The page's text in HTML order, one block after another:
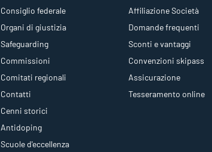
Consiglio federale
Organi di giustizia
Safeguarding
Commissioni
Comitati regionali
Contatti
Cenni storici
Antidoping
Scuole d'eccellenza
Affiliazione Società
Domande frequenti
Sconti e vantaggi
Convenzioni skipass
Assicurazione
Tesseramento online